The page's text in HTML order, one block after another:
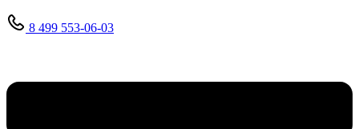
8 499 553-06-03